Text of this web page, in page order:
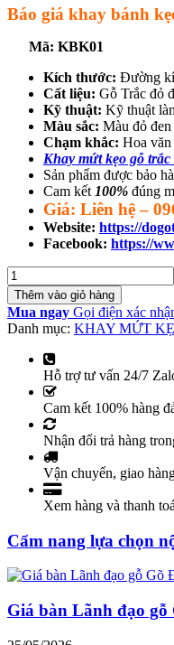
Báo giá khay bánh
Mã: KBK01
Kích thước: Đường
Cất liệu: Gỗ Trắc đỏ
Kỹ thuật: Kỹ thuật
Màu sắc: Màu đỏ
Chạm khắc: Hoa văn
Khay mứt kẹo gỗ trắc
Sản phẩm được bảo
Cam kết 100% đúng
Giá: Liên hệ –
Website: https://
Facebook: https://
Số
lượng
Thêm vào giỏ hàng
Mua ngay Gọi điện xác
Danh mục: KHAY MỨT
Hỗ trợ tư vấn 24/7
Cam kết 100% hàng
Nhận đổi trả hàng
Vận chuyển, giao
Xem hàng và thanh
Cẩm nang lựa chọn
Giá bàn Lãnh đạo